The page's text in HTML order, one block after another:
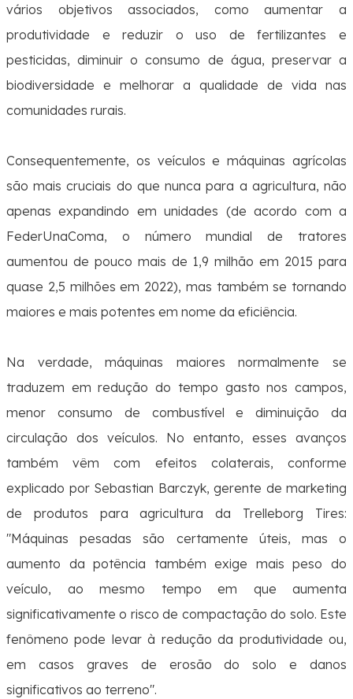
vários objetivos associados, como aumentar a
produtividade e reduzir o uso de fertilizantes e
pesticidas, diminuir o consumo de água, preservar a
biodiversidade e melhorar a qualidade de vida nas
comunidades rurais.
Consequentemente, os veículos e máquinas agrícolas
são mais cruciais do que nunca para a agricultura, não
apenas expandindo em unidades (de acordo com a
FederUnaComa, o número mundial de tratores
aumentou de pouco mais de 1,9 milhão em 2015 para
quase 2,5 milhões em 2022), mas também se tornando
maiores e mais potentes em nome da eficiência.
Na verdade, máquinas maiores normalmente se
traduzem em redução do tempo gasto nos campos,
menor consumo de combustível e diminuição da
circulação dos veículos. No entanto, esses avanços
também vêm com efeitos colaterais, conforme
explicado por Sebastian Barczyk, gerente de marketing
de produtos para agricultura da Trelleborg Tires:
"Máquinas pesadas são certamente úteis, mas o
aumento da potência também exige mais peso do
veículo, ao mesmo tempo em que aumenta
significativamente o risco de compactação do solo. Este
fenômeno pode levar à redução da produtividade ou,
em casos graves de erosão do solo e danos
significativos ao terreno".